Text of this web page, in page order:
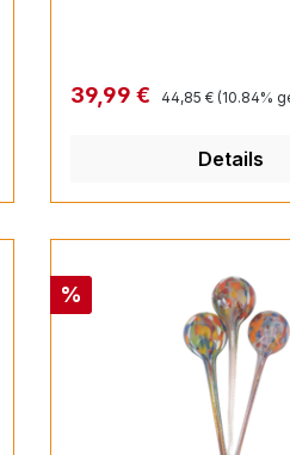
Verkaufspreis:
39,99 € Regulärer Preis:
44,85 € (10.84%
Details
Rabatt
%